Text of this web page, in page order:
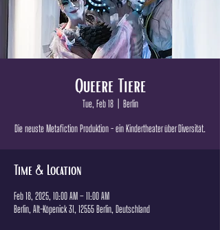
Queere Tiere
Tue, Feb 18
  |
Berlin
Die neuste Metafiction Produktion - ein Kindertheater über Diversität.
Time & Location
Feb 18, 2025, 10:00 AM – 11:00 AM
Berlin, Alt-Köpenick 31, 12555 Berlin, Deutschland